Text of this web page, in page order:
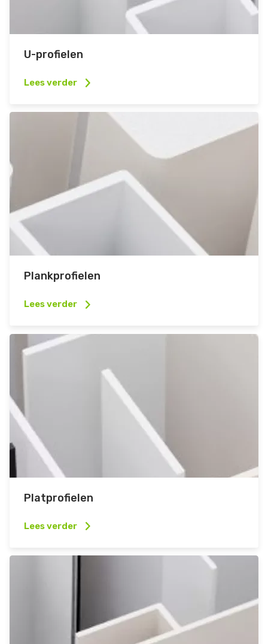
U-profielen
Lees verder
Plankprofielen
Lees verder
Platprofielen
Lees verder